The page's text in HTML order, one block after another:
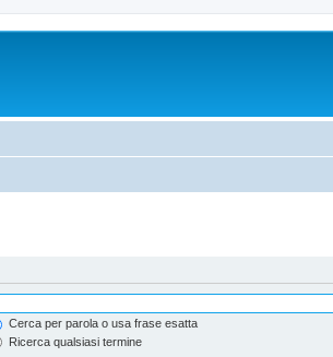
Cerca per parola o usa frase esatta
Ricerca qualsiasi termine